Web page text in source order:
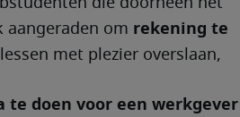
die doorheen het
aangeraden om rekening te
met plezier overslaan,
te doen voor een werkgever